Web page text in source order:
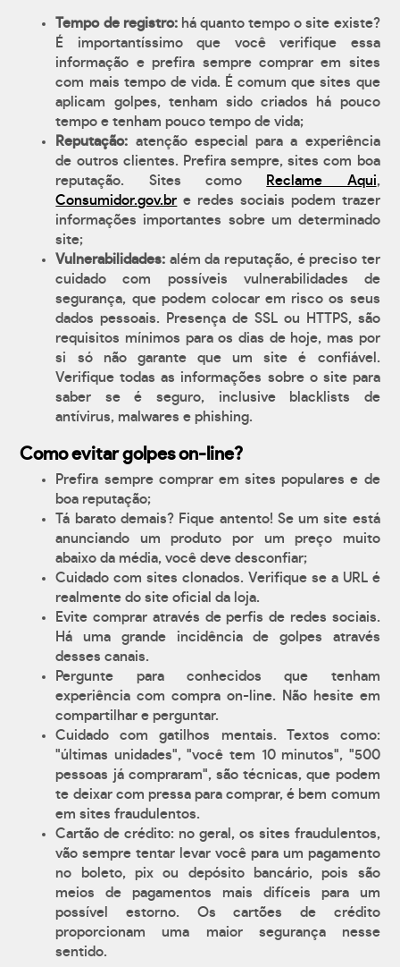
Tempo de registro:há quanto tempo o site existe?
É importantíssimo que você verifique essa
informação e prefira sempre comprar em sites
com mais tempo de vida. É comum que sites que
aplicam golpes, tenham sido criados há pouco
tempo e tenham pouco tempo de vida;
Reputação: atenção especial para a experiência
de outros clientes. Prefira sempre, sites com boa
reputação. Sites como
Reclame Aqui,
Consumidor.gov.br e redes sociais podem trazer
informações importantes sobre um determinado
site;
Vulnerabilidades: além da reputação, é preciso ter
cuidado com possíveis vulnerabilidades de
segurança, que podem colocar em risco os seus
dados pessoais. Presença de SSL ou HTTPS, são
requisitos mínimos para os dias de hoje, mas por
si só não garante que um site é confiável.
Verifique todas as informações sobre o site para
saber se é seguro, inclusive blacklists de
antívirus, malwares e phishing.
Como evitar golpes on-line?
Prefira sempre comprar em sites populares e de
boa reputação;
Tá barato demais? Fique antento! Se um site está
anunciando um produto por um preço muito
abaixo da média, você deve desconfiar;
Cuidado com sites clonados. Verifique se a URL é
realmente do site oficial da loja.
Evite comprar através de perfis de redes sociais.
Há uma grande incidência de golpes através
desses canais.
Pergunte para conhecidos que tenham
experiência com compra on-line. Não hesite em
compartilhar e perguntar.
Cuidado com gatilhos mentais. Textos como:
"últimas unidades", "você tem 10 minutos", "500
pessoas já compraram", são técnicas, que podem
te deixar com pressa para comprar, é bem comum
em sites fraudulentos.
Cartão de crédito: no geral, os sites fraudulentos,
vão sempre tentar levar você para um pagamento
no boleto, pix ou depósito bancário, pois são
meios de pagamentos mais difíceis para um
possível estorno. Os cartões de crédito
proporcionam uma maior segurança nesse
sentido.